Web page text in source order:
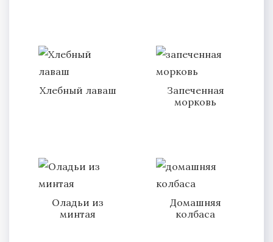
Хлебный лаваш
Запеченная
морковь
Оладьи из
минтая
Домашняя
колбаса